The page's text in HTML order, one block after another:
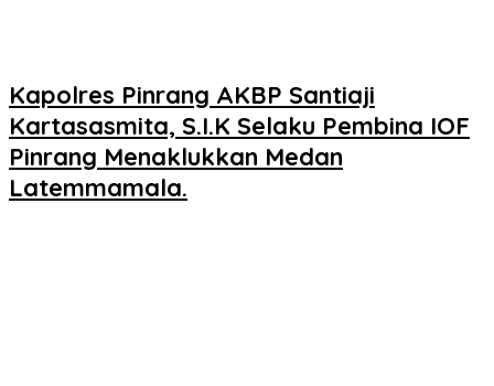
Kapolres Pinrang AKBP Santiaji
Kartasasmita, S.I.K Selaku Pembina IOF
Pinrang Menaklukkan Medan
Latemmamala.